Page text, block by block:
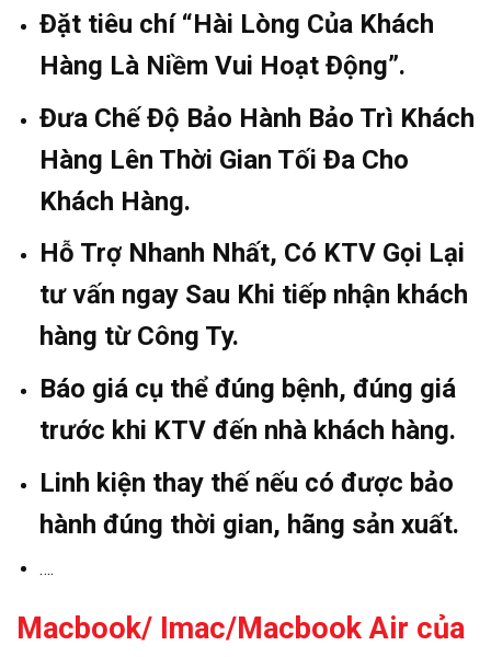
Đặt tiêu chí “Hài Lòng Của Khách
Hàng Là Niềm Vui Hoạt Động”.
Đưa Chế Độ Bảo Hành Bảo Trì Khách
Hàng Lên Thời Gian Tối Đa Cho
Khách Hàng.
Hỗ Trợ Nhanh Nhất, Có KTV Gọi Lại
tư vấn ngay Sau Khi tiếp nhận khách
hàng từ Công Ty.
Báo giá cụ thể đúng bệnh, đúng giá
trước khi KTV đến nhà khách hàng.
Linh kiện thay thế nếu có được bảo
hành đúng thời gian, hãng sản xuất.
….
Macbook/ Imac/Macbook Air của